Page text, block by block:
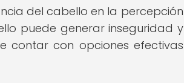
del cabello en la percepción
puede generar inseguridad y
contar con opciones efectivas